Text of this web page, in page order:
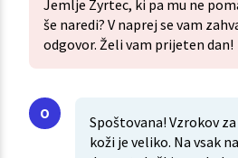
Jemlje Zyrtec, ki pa mu ne
še naredi? V naprej se vam
odgovor. Želi vam prijeten dan!
Spoštovana! Vzrokov
koži je veliko. Na vsak